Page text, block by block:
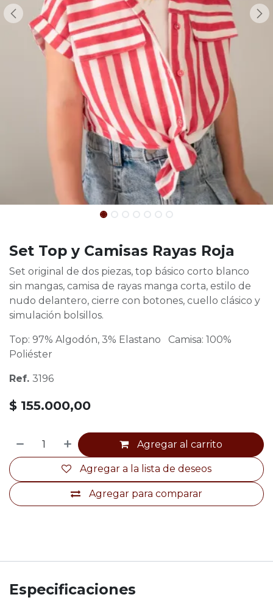
Set Top y Camisas Rayas Roja
Set original de dos piezas, top básico corto blanco
sin mangas, camisa de rayas manga corta, estilo de
nudo delantero, cierre con botones, cuello clásico y
simulación bolsillos.
Top: 97% Algodón, 3% Elastano Camisa: 100%
Poliéster
Ref. 3196
$ 155.000,00
Agregar al carrito
Agregar para comparar
Agregar a la lista de deseos
Especificaciones